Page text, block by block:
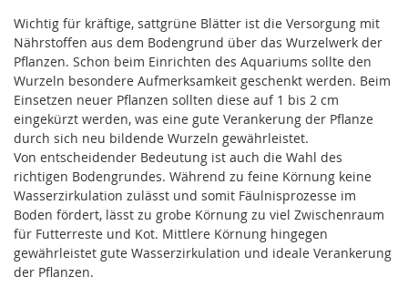
Wichtig für kräftige, sattgrüne Blätter ist die Versorgung mit
Nährstoffen aus dem Bodengrund über das Wurzelwerk der
Pflanzen. Schon beim Einrichten des Aquariums sollte den
Wurzeln besondere Aufmerksamkeit geschenkt werden. Beim
Einsetzen neuer Pflanzen sollten diese auf 1 bis 2 cm
eingekürzt werden, was eine gute Verankerung der Pflanze
durch sich neu bildende Wurzeln gewährleistet.
Von entscheidender Bedeutung ist auch die Wahl des
richtigen Bodengrundes. Während zu feine Körnung keine
Wasserzirkulation zulässt und somit Fäulnisprozesse im
Boden fördert, lässt zu grobe Körnung zu viel Zwischenraum
für Futterreste und Kot. Mittlere Körnung hingegen
gewährleistet gute Wasserzirkulation und ideale Verankerung
der Pflanzen.